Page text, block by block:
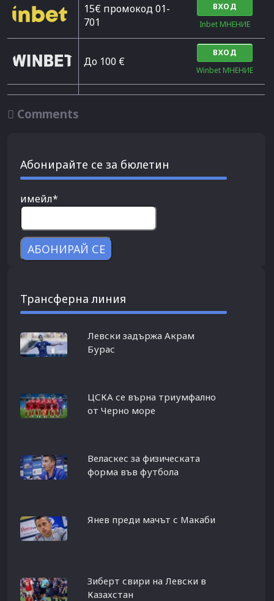
15€ промокод 01-
701
ВХОД
Inbet МНЕНИЕ
До 100 €
ВХОД
Winbet МНЕНИЕ
 Comments
Абонирайте се за бюлетин
имейл*
Трансферна линия
Левски задържа Акрам
Бурас
ЦСКА се върна триумфално
от Черно море
Веласкес за физическата
форма във футбола
Янев преди мачът с Макаби
Зиберт свири на Левски в
Казахстан